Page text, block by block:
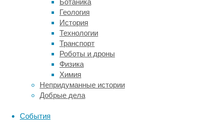
Ботаника
Геология
История
Технологии
Транспорт
Роботы и дроны
Физика
Химия
Непридуманные истории
Добрые дела
События
за
одним
спрятанным
предметом,
но
отслеживать
несколько
предметов
им
уже
Кроме